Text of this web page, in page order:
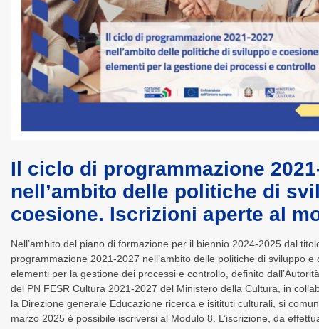
Il ciclo di programmazione
nell’ambito delle politiche di
coesione. Iscrizioni aperte al
Nell’ambito del piano di formazione per il biennio 2024-2025 dal
programmazione 2021-2027 nell’ambito delle politiche di sviluppo e
elementi per la gestione dei processi e controllo, definito
del PN FESR Cultura 2021-2027 del Ministero della Cultura, in
la Direzione generale Educazione ricerca e isitituti culturali, si
marzo 2025 è possibile iscriversi al Modulo 8. L’iscrizione, da